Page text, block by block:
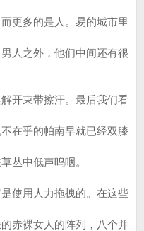
更多的是人。易的城市里
人之外，他们中间还有很
开束带擦汗。最后我们看
在乎的帕南早就已经双膝
丛中低声呜咽。
使用人力拖拽的。在这些
赤裸女人的阵列，八个并